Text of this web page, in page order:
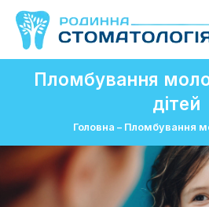
Пломбування
дітей
Головна – Пломбування